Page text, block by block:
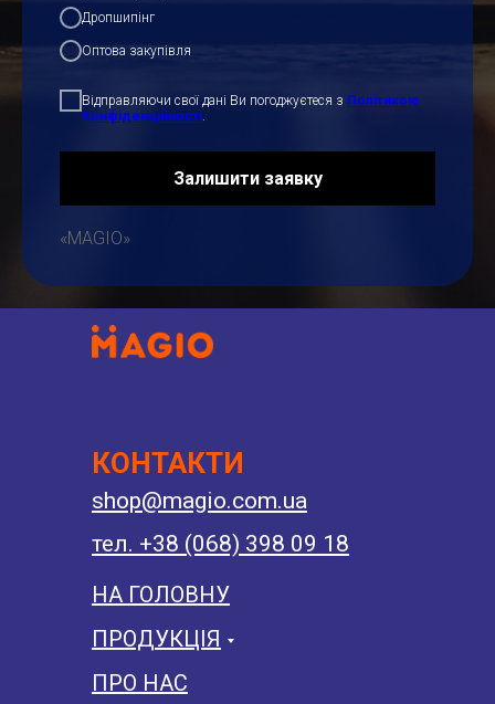
Дропшипінг
Оптова закупівля
Відправляючи свої дані Ви погоджуєтеся з Політикою
Конфіденційності
Залишити заявку
«MAGIO»
shop@magio.com.ua
КОНТАКТИ
тел. +38 (068) 398 09 18
ПРОДУКЦІЯ
ПРО НАС
НА ГОЛОВНУ